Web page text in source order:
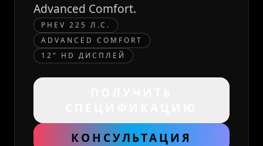
Advanced Comfort.
PHEV 225 Л.С.
ADVANCED COMFORT
12" HD ДИСПЛЕЙ
КОНСУЛЬТАЦИЯ